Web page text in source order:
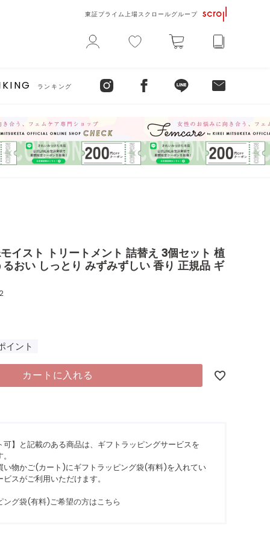
東証プライム上場スクロールグループ
ランキング
イスト トリートメント 詰替え 3個セット 植
おい しっとり みずみずしい 香り 正規品 ギ
イント
カートに入れる
可】と記載のある商品は、ギフトラッピングサービスを
い物かご(カート)にギフトラッピング袋(有料)を入れてい
スがご利用いただけます。
グ袋(有料)ご希望の方はこちら